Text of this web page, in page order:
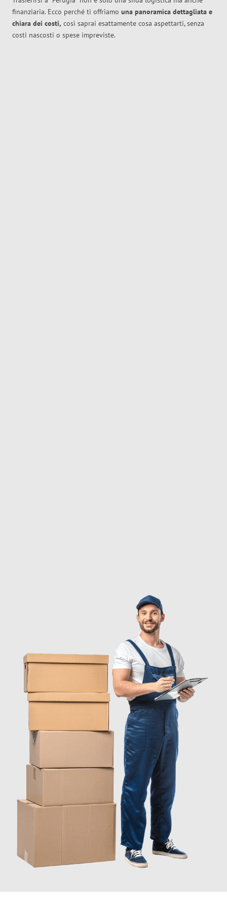
finanziaria. Ecco perché ti offriamo una panoramica dettagliata e
chiara dei costi, così saprai esattamente cosa aspettarti, senza
costi nascosti o spese impreviste.